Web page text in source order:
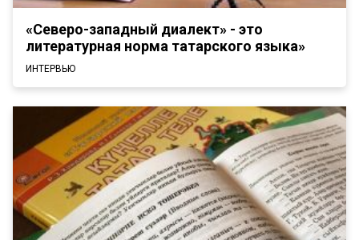
«Северо-западный диалект» - это
литературная норма татарского языка»
ИНТЕРВЬЮ